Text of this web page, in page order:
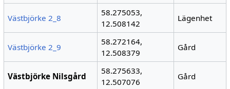
Västbjörke 2_8
58.275053,
12.508142
Lägenhet
Västbjörke 2_9
58.272164,
12.508379
Gård
Västbjörke Nilsgård
58.275633,
12.507076
Gård